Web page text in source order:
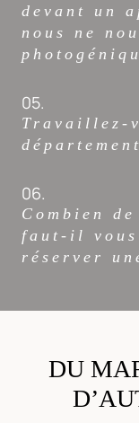
devant un
nous ne
05.
Travaillez-
06.
Combien
faut-il
réserver
DU